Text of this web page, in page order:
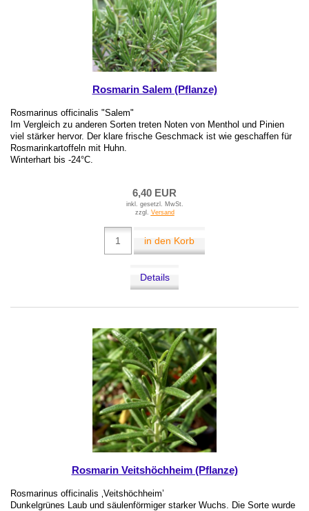
Rosmarin Salem (Pflanze)
Rosmarinus officinalis "Salem"
Im Vergleich zu anderen Sorten treten Noten von Menthol und Pinien
viel stärker hervor. Der klare frische Geschmack ist wie geschaffen für
Rosmarinkartoffeln mit Huhn.
Winterhart bis -24°C.
6,40 EUR
inkl. gesetzl. MwSt.
zzgl. Versand
in den Korb
Details
Rosmarin Veitshöchheim (Pflanze)
Rosmarinus officinalis ‚Veitshöchheim’
Dunkelgrünes Laub und säulenförmiger starker Wuchs. Die Sorte wurde